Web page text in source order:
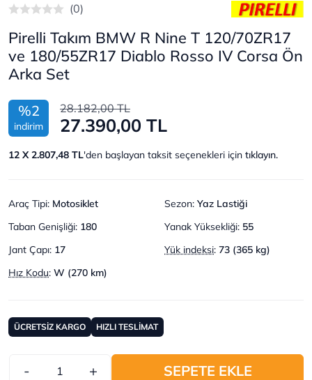
(0)
Pirelli Takım BMW R Nine T 120/70ZR17
ve 180/55ZR17 Diablo Rosso IV Corsa Ön
Arka Set
%2
indirim
28.182,00 TL
27.390,00 TL
12 X 2.807,48 TL'den başlayan taksit seçenekleri için tıklayın.
Araç Tipi: Motosiklet Sezon: Yaz Lastiği
Taban Genişliği: 180 Yanak Yüksekliği: 55
Jant Çapı: 17 Yük indeksi: 73 (365 kg)
Hız Kodu: W (270 km)
ÜCRETSİZ KARGO HIZLI TESLİMAT
- + SEPETE EKLE